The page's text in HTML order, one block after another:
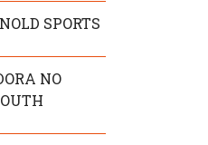
SPORTS
NO